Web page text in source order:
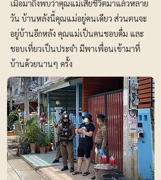
เมื่อมาถึงพบว่าคุณแม่เสียชีวิตมาแล้วหลาย
วัน บ้านหลังนี้คุณแม่อยู่คนเดียว ส่วนตนจะ
อยู่บ้านอีกหลัง คุณแม่เป็นคนชอบดื่ม และ
ชอบเที่ยวเป็นประจำ มีพาเพื่อนเข้ามาที่
บ้านด้วยนานๆ ครั้ง